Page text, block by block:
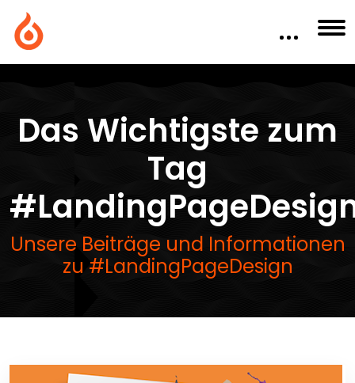
Das Wichtigste zum
Tag
Unsere Beiträge und Informationen
zu #LandingPageDesign